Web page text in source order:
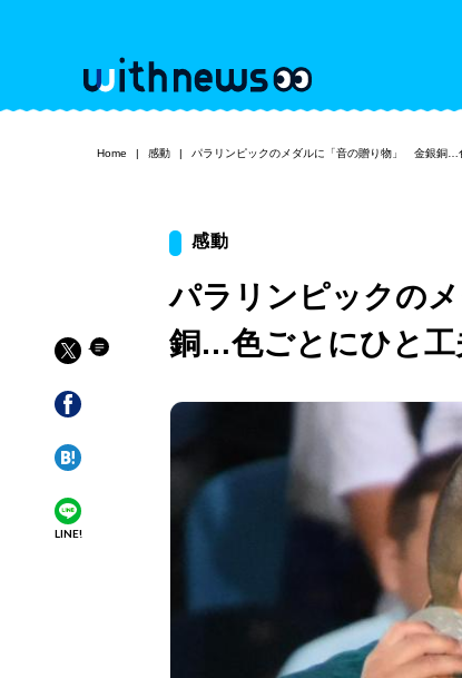
Home 感動 パラリンピックのメダルに「音の贈り物」 金銀銅…
LINE!
感動
パラリンピックの
銅…色ごとにひと工